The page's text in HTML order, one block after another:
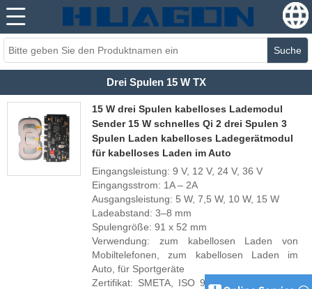
Suche
Drei Spulen 15 W TX
15 W drei Spulen kabelloses Lademodul
Sender 15 W schnelles Qi 2 drei Spulen 3
Spulen Laden kabelloses Ladegerätmodul
für kabelloses Laden im Auto
Eingangsleistung: 9 V, 12 V, 24 V, 36 V
Eingangsstrom: 1A – 2A
Ausgangsleistung: 5 W, 7,5 W, 10 W, 15 W
Ladeabstand: 3–8 mm
Spulengröße: 91 x 52 mm
Verwendung: zum kabellosen Laden von
Mobiltelefonen, zum kabellosen Laden im
Auto, für Sportgeräte
Zertifikat: SMETA, ISO 9001, RoHs, REACH,